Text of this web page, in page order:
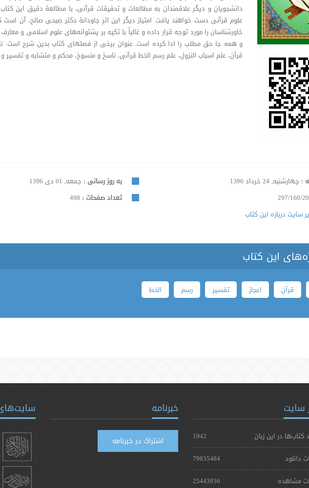
دانشجویان و دیگر علاقمندان به مطالعات و تحقیقات قرآنی، با مطالعۀ دقیق این
علوم قرآنی دست خواهند یافت. امتیاز دیگر این اثرِ جاودانۀ دکتر صبحی صالح، آن
خاورشناسان را مورد توجه قرار داده و غالباً با تکیه بر پشتوانه‌های علوم اسلامی و
و همه جا حق مطلب را ادا کرده است. عنوان برخی از فصلهای کتاب بدین شرح است:
قرآن، علم اسباب النزول، علم رسم الخط قرآنی، ناسخ و منسوخ، محکم و متشابه و تفسیر و
: چهارشنبه, 24 خرداد 1396 به روز رسانی : جمعه, 01 دی 1396
297/160/ تعداد صفحات :
سایت درباره این کتاب
این کتاب
قرآن اعجاز تفسیر رسم الخط
سایت
کتاب‌ها در این زبان
1942
دانلود
79835484
مشاهده
25443936
خبرنامه
اشتراک در خبرنامه